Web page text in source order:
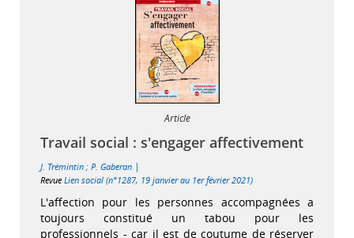
Article
Travail social : s'engager affectivement
J. Trémintin ; P. Gaberan |
Revue Lien social (n°1287, 19 janvier au 1er février 2021)
L'affection pour les personnes accompagnées a
toujours constitué un tabou pour les
professionnels - car il est de coutume de réserver